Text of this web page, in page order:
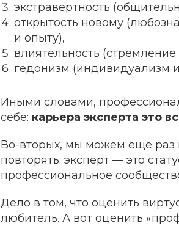
экстравертность
открытость новому
и опыту),
влиятельность (стремление
гедонизм (индивидуализм
Иными словами,
себе: карьера эксперта это
Во-вторых, мы можем еще раз
повторять: эксперт — это
профессиональное
Дело в том, что оценить
любитель. А вот оценить